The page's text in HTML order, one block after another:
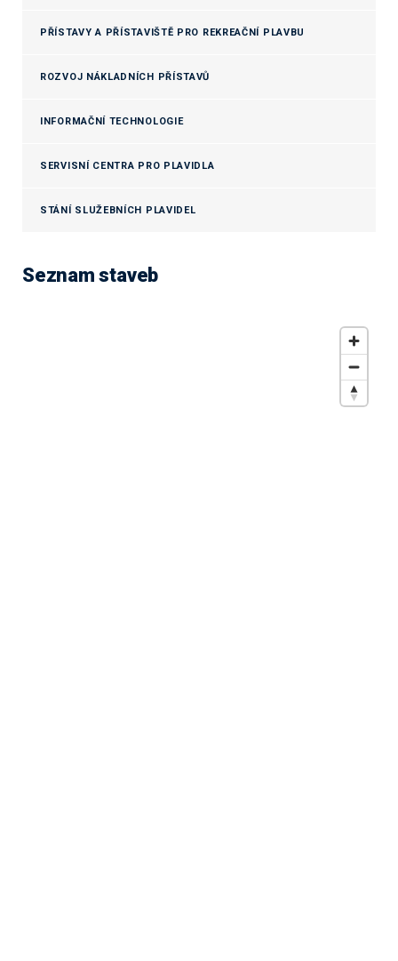
PŘÍSTAVY A PŘÍSTAVIŠTĚ PRO REKREAČNÍ PLAVBU
ROZVOJ NÁKLADNÍCH PŘÍSTAVŮ
INFORMAČNÍ TECHNOLOGIE
SERVISNÍ CENTRA PRO PLAVIDLA
STÁNÍ SLUŽEBNÍCH PLAVIDEL
Seznam staveb